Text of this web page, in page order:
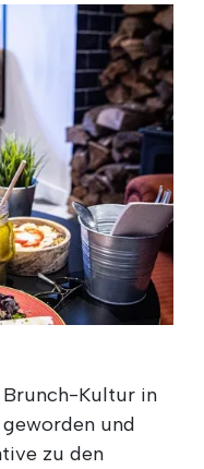
Brunch-Kultur in
und
zu den